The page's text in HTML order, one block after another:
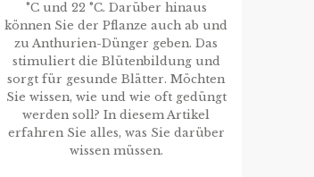
°C und 22 °C. Darüber hinaus
können Sie der Pflanze auch ab und
zu Anthurien-Dünger geben. Das
stimuliert die Blütenbildung und
sorgt für gesunde Blätter. Möchten
Sie wissen, wie und wie oft gedüngt
werden soll? In diesem Artikel
erfahren Sie alles, was Sie darüber
wissen müssen.